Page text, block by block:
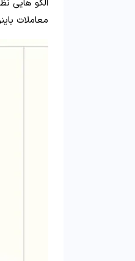
الگو هایی
معاملات